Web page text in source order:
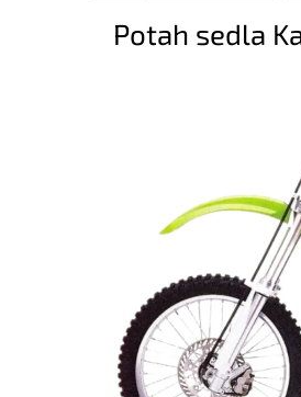
Potah sedla